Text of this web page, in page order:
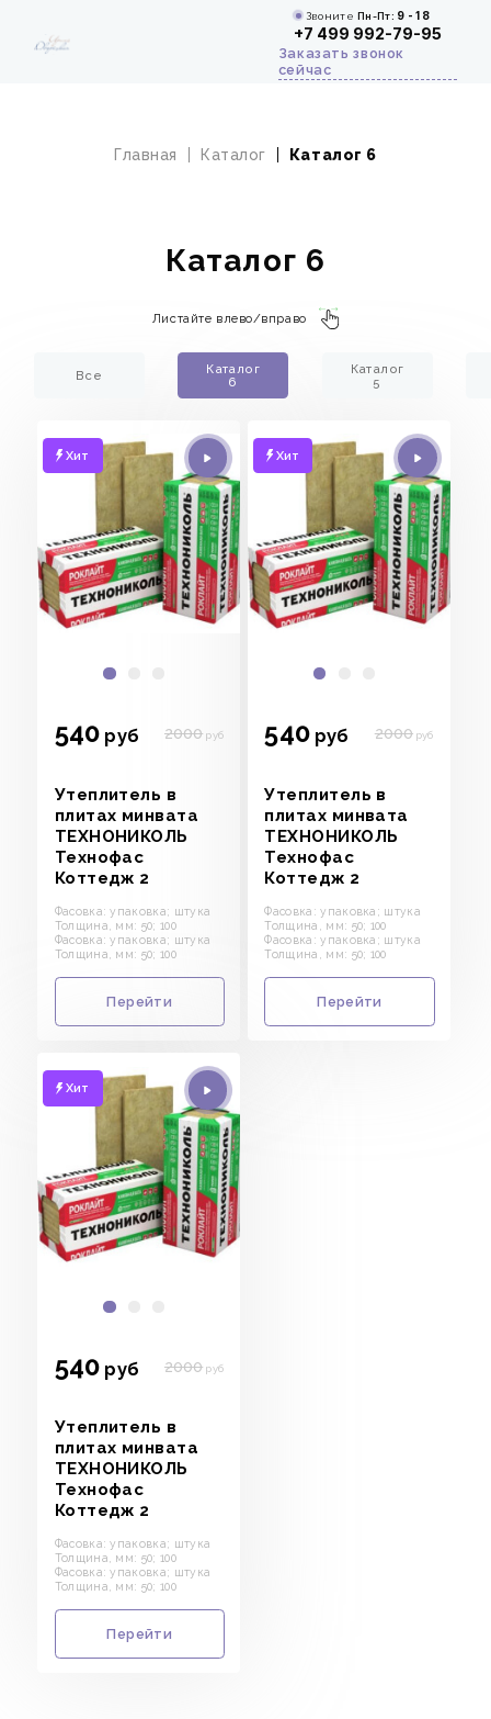
ЗвонитеПн-Пт: 9 - 18
+7 499 992-79-95
Заказать звонок
сейчас
УСЛУГИ
КАТАЛОГ
ПОРТФОЛИО
АКЦИИ
СТАТЬИ
ЯКОРЬ
СПАСИБО
Главная Каталог Каталог 6
Каталог 6
Листайте влево/вправо
Все
Каталог
6
Каталог
5
Хит
540 руб 2000 руб
Утеплитель в
плитах минвата
ТЕХНОНИКОЛЬ
Технофас
Коттедж 2
Фасовка: упаковка; штука
Толщина, мм: 50; 100
Фасовка: упаковка; штука
Толщина, мм: 50; 100
Перейти
Хит
540руб 2000 руб
Утеплитель в
плитах минвата
ТЕХНОНИКОЛЬ
Технофас
Коттедж 2
Фасовка: упаковка; штука
Толщина, мм: 50; 100
Фасовка: упаковка; штука
Толщина, мм: 50; 100
Перейти
Хит
540 руб 2000 руб
Утеплитель в
плитах минвата
ТЕХНОНИКОЛЬ
Технофас
Коттедж 2
Фасовка: упаковка; штука
Толщина, мм: 50; 100
Фасовка: упаковка; штука
Толщина, мм: 50; 100
Перейти